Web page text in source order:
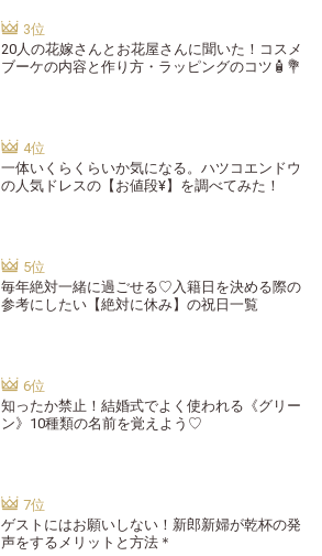
20人の花嫁さんとお花屋さんに聞いた！コスメ
ブーケの内容と作り方・ラッピングのコツ🧴💐
一体いくらくらいか気になる。ハツコエンドウ
の人気ドレスの【お値段¥】を調べてみた！
毎年絶対一緒に過ごせる♡入籍日を決める際の
参考にしたい【絶対に休み】の祝日一覧
知ったか禁止！結婚式でよく使われる《グリー
ン》10種類の名前を覚えよう♡
ゲストにはお願いしない！新郎新婦が乾杯の発
声をするメリットと方法＊